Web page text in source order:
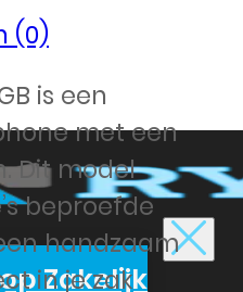
Zakelijk
(0)
is een
met een
Dit model
beproefde
handzaam
in je zak